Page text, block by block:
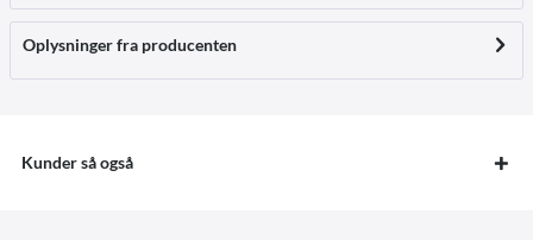
Oplysninger fra producenten
Kunder så også